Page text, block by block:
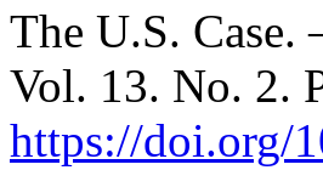
The U.S. Case.
Vol. 13. No. 2.
https://doi.org/